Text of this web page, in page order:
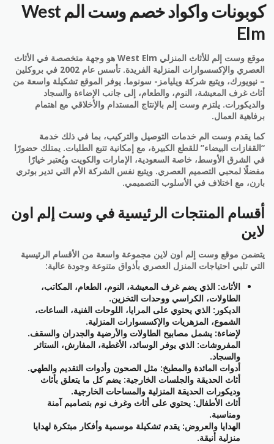
كوبونات واكواد خصم وست الم West
Elm
موقع وست إلم للأثاث المنزلي West Elm هو وجهة متخصصة في الأثاث
العصري والإكسسوارات المنزلية الفريدة. تأسس عام 2002 في بروكلين
– نيويورك، ويتبع شركة ويليامز- سونوما. يوفر الموقع تشكيلة واسعة من
أثاث غرف المعيشة، النوم، والطعام، إلى جانب الإضاءة والسجاد
والديكورات. يلتزم وست إلم بالإنتاج المستدام والأخلاقي مع اهتمام
برفاهية العمال.
كما يقدم وست الم خدمات التوصيل والتركيب، بما في ذلك خدمة
“القفازات البيضاء” للقطع الكبيرة، مع إمكانية تتبع الطلبات. يمتلك حضورًا
في الشرق الأوسط، خاصة السعودية، الإمارات والكويت ويُعتبر خيارًا
مفضلًا لمحبي التصميم العصري. ويتبع نفس الشركة الأم التي تدير بوتري
بارن، مع اختلاف في الأسلوب التصميمي.
أقسام المنتجات الرئيسية في وست إلم اون
لاين
يتضمن موقع وست إلم اون لاين مجموعة واسعة من الأقسام الرئيسية
التي تلبي احتياجات المنزل العصري بأذواق متنوعة وجودة عالية:
الأثاث: الذي يضم غرف المعيشة، النوم، الطعام، المكاتب،
الطاولات، الكراسي ووحدات التخزين.
الديكور: الذي يحتوي على المرايا، اللوحات الفنية، الساعات،
الشموع، المزهريات والإكسسوارات المنزلية.
لإضاءة: يشمل مصابيح الطاولات والأرضية والجدران والسقف.
المفروشات: الذي يوفر الوسائد، الأغطية، المفارش، الستائر
والسجاد.
أدوات المائدة والمطبخ: مثل الصحون وأدوات التقديم والطهي.
أثاث الحديقة والجلسات الخارجية: يضم كل ما يتعلق بأثاث
وديكورات الحديقة المنزلية والمساحات الخارجية.
أثاث الأطفال: يحتوي على أثاث وغرف نوم بتصاميم آمنة
ومناسبة.
الهدايا والعروض: يقدم تشكيلة موسمية وأفكار مبتكرة لهدايا
منزلية أنيقة.